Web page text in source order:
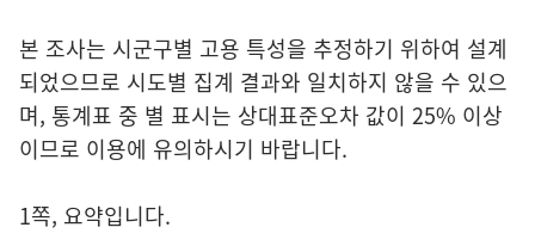
본 조사는 시군구별 고용 특성을 추정하기 위하여 설계
되었으므로 시도별 집계 결과와 일치하지 않을 수 있으
며, 통계표 중 별 표시는 상대표준오차 값이 25% 이상
이므로 이용에 유의하시기 바랍니다.
1쪽, 요약입니다.